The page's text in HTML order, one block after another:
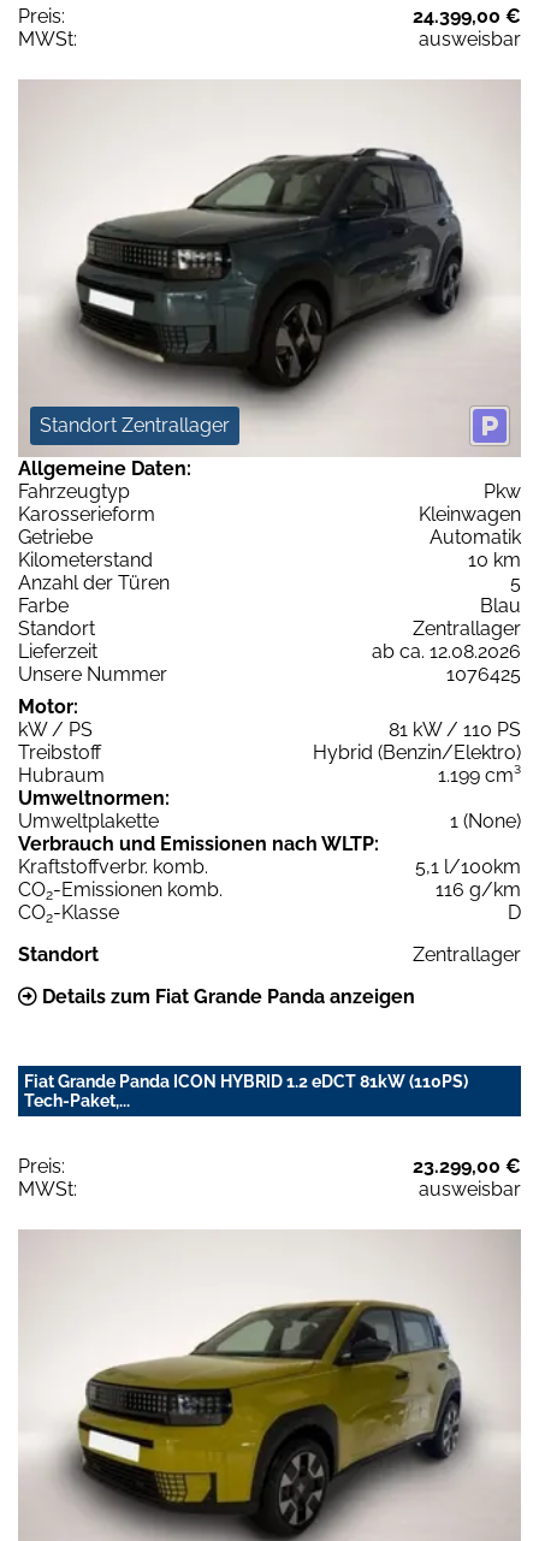
Preis:
24.399,00 €
MWSt:
ausweisbar
Standort Zentrallager
Allgemeine Daten:
Fahrzeugtyp
Pkw
Karosserieform
Kleinwagen
Getriebe
Automatik
Kilometerstand
10 km
Anzahl der Türen
5
Farbe
Blau
Standort
Zentrallager
Lieferzeit
ab ca. 12.08.2026
Unsere Nummer
1076425
Motor:
kW / PS
81 kW / 110 PS
Treibstoff
Hybrid (Benzin/Elektro)
Hubraum
1.199 cm³
Umweltnormen:
Umweltplakette
1 (None)
Verbrauch und Emissionen nach WLTP:
Kraftstoffverbr. komb.
5,1 l/100km
CO2-Emissionen komb.
116 g/km
CO2-Klasse
D
Standort
Zentrallager
Details zum Fiat Grande Panda anzeigen
Fiat Grande Panda ICON HYBRID 1.2 eDCT 81kW (110PS)
Tech-Paket,...
Preis:
23.299,00 €
MWSt:
ausweisbar